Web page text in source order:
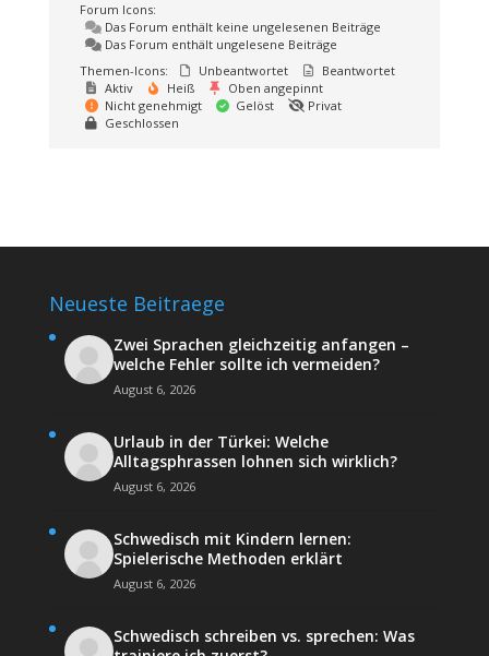
Forum Icons:
Das Forum enthält keine ungelesenen Beiträge
Das Forum enthält ungelesene Beiträge
Themen-Icons:
Unbeantwortet
Beantwortet
Aktiv
Heiß
Oben angepinnt
Nicht genehmigt
Gelöst
Privat
Geschlossen
Neueste Beitraege
Zwei Sprachen gleichzeitig anfangen –
welche Fehler sollte ich vermeiden?
August 6, 2026
Urlaub in der Türkei: Welche
Alltagsphrassen lohnen sich wirklich?
August 6, 2026
Schwedisch mit Kindern lernen:
Spielerische Methoden erklärt
August 6, 2026
Schwedisch schreiben vs. sprechen: Was